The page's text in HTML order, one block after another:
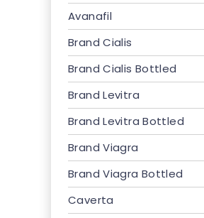
Avanafil
Brand Cialis
Brand Cialis Bottled
Brand Levitra
Brand Levitra Bottled
Brand Viagra
Brand Viagra Bottled
Caverta